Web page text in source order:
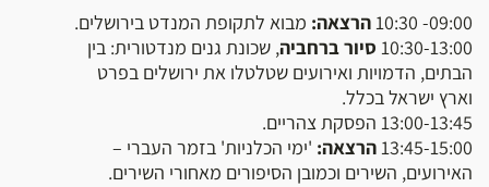
09:00- 10:30
הרצאה: מבוא לתקופת המנדט בירושלים.
10:30-13:00 סיור ברחביה, שכונת גנים מנדטורית: בין
הבתים, הדמויות ואירועים שטלטלו את ירושלים בפרט
וארץ ישראל בכלל.
13:00-13:45 הפסקת צהריים.
13:45-15:00הרצאה: 'ימי הכלניות' בזמר העברי –
האירועים, השירים וכמובן הסיפורים מאחורי השירים.